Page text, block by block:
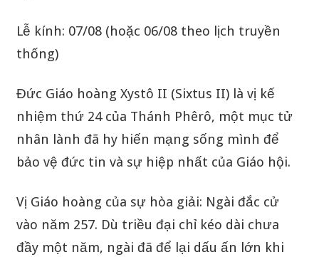
Lễ kính: 07/08 (hoặc 06/08 theo lịch truyền
thống)
Đức Giáo hoàng Xystô II (Sixtus II) là vị kế
nhiệm thứ 24 của Thánh Phêrô, một mục tử
nhân lành đã hy hiến mạng sống mình để
bảo vệ đức tin và sự hiệp nhất của Giáo hội.
Vị Giáo hoàng của sự hòa giải: Ngài đắc cử
vào năm 257. Dù triều đại chỉ kéo dài chưa
đầy một năm, ngài đã để lại dấu ấn lớn khi